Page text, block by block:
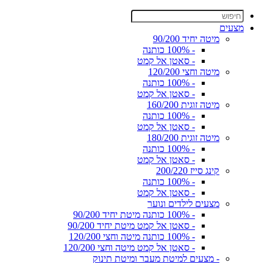
מצעים
מיטה יחיד 90/200
- 100% כותנה
- סאטן אל קמט
מיטה וחצי 120/200
- 100% כותנה
- סאטן אל קמט
מיטה זוגית 160/200
- 100% כותנה
- סאטן אל קמט
מיטה זוגית 180/200
- 100% כותנה
- סאטן אל קמט
קינג סייז 200/220
- 100% כותנה
- סאטן אל קמט
מצעים לילדים ונוער
- 100% כותנה מיטת יחיד 90/200
- סאטן אל קמט מיטת יחיד 90/200
- 100% כותנה מיטה וחצי 120/200
- סאטן אל קמט מיטה וחצי 120/200
- מצעים למיטת מעבר ומיטת תינוק